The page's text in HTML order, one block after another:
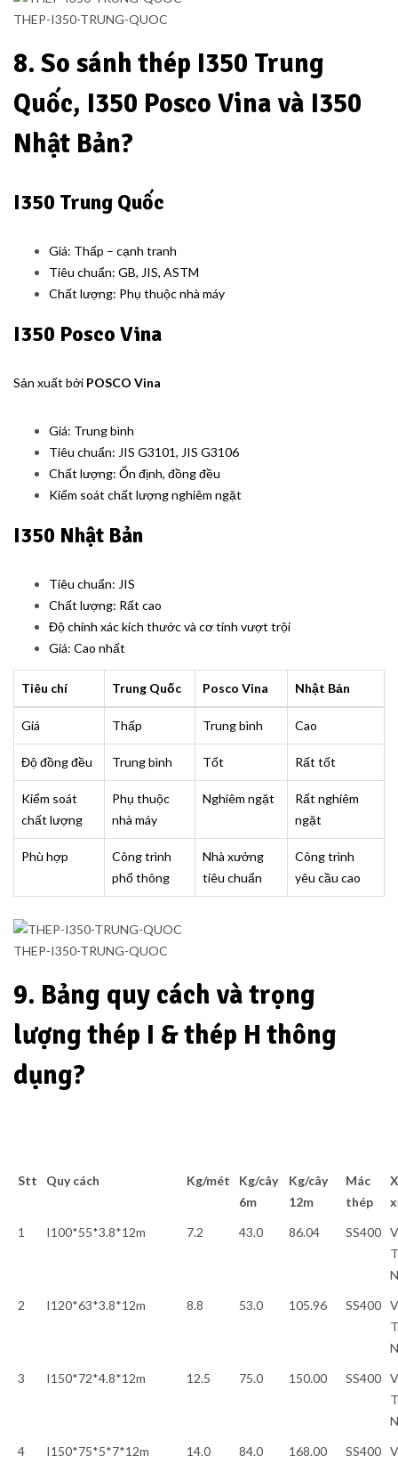
THEP-I350-TRUNG-QUOC
8. So sánh thép I350 Trung
Quốc, I350 Posco Vina và I350
Nhật Bản?
I350 Trung Quốc
Giá: Thấp – cạnh tranh
Tiêu chuẩn: GB, JIS, ASTM
Chất lượng: Phụ thuộc nhà máy
I350 Posco Vina
Sản xuất bởi POSCO Vina
Giá: Trung bình
Tiêu chuẩn: JIS G3101, JIS G3106
Chất lượng: Ổn định, đồng đều
Kiểm soát chất lượng nghiêm ngặt
I350 Nhật Bản
Tiêu chuẩn: JIS
Chất lượng: Rất cao
Độ chính xác kích thước và cơ tính vượt trội
Giá: Cao nhất
Tiêu chí Trung Quốc Posco Vina Nhật Bản
Giá Thấp Trung bình Cao
Độ đồng đều Trung bình Tốt Rất tốt
Kiểm soát
chất lượng
Phụ thuộc
nhà máy
Nghiêm ngặt
Rất nghiêm
ngặt
Phù hợp
Công trình
phổ thông
Nhà xưởng
tiêu chuẩn
Công trình
yêu cầu cao
THEP-I350-TRUNG-QUOC
9. Bảng quy cách và trọng
lượng thép I & thép H thông
dụng?
Stt Quy cách Kg/mét
Kg/cây
6m
Kg/cây
12m
Mác
thép
1
I100*55*3.8*12m 7.2 43.0 86.04 SS400
2
I120*63*3.8*12m 8.8 53.0 105.96 SS400
3
I150*72*4.8*12m 12.5 75.0 150.00 SS400
4
I150*75*5*7*12m 14.0 84.0 168.00 SS400